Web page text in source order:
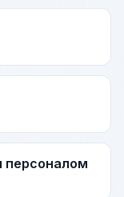
персоналом